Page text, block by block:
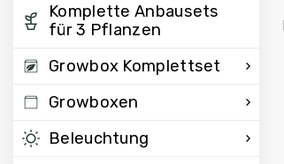
Komplette Anbausets
für 3 Pflanzen
Growbox Komplettset
Growboxen
Beleuchtung